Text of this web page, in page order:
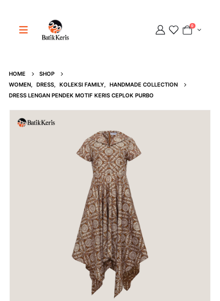
0
HOME
SHOP
WOMEN, DRESS, KOLEKSI FAMILY, HANDMADE COLLECTION
DRESS LENGAN PENDEK MOTIF KERIS CEPLOK PURBO
Adipati
Online